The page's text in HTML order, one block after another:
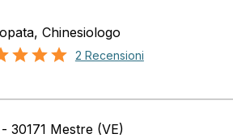
Chinesiologo
2 Recensioni
30171 Mestre (VE)